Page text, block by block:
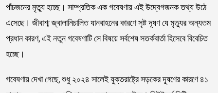
পাঁচজনের মৃত্যু হচ্ছে। সাম্প্রতিক এক গবেষণায় এই উদ্বেগজনক তথ্য উঠে
এসেছে। জীবাশ্ম জ্বালানিচালিত যানবাহনের কারণে সৃষ্ট দূষণ যে মৃত্যুর অন্যতম
প্রধান কারণ, এই নতুন গবেষণাটি সে বিষয়ে সর্বশেষ সতর্কবার্তা হিসেবে বিবেচিত
হচ্ছে।
গবেষণায় দেখা গেছে, শুধু ২০২৪ সালেই যুক্তরাষ্ট্রে সড়কের দূষণের কারণে ৪১